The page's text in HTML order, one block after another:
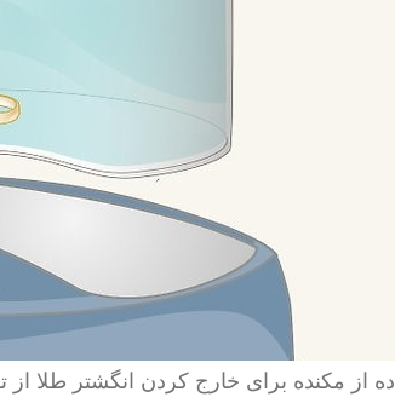
از مکنده برای خارج کردن انگشتر طلا از